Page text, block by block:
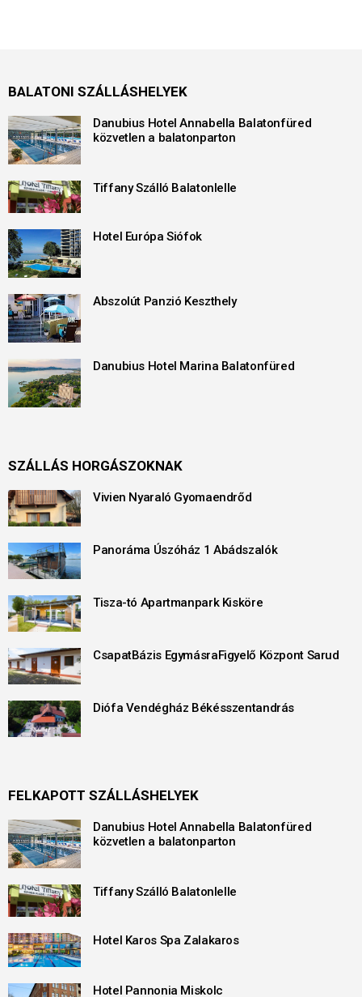
BALATONI SZÁLLÁSHELYEK
Danubius Hotel Annabella Balatonfüred
közvetlen a balatonparton
Tiffany Szálló Balatonlelle
Hotel Európa Siófok
Abszolút Panzió Keszthely
Danubius Hotel Marina Balatonfüred
SZÁLLÁS HORGÁSZOKNAK
Vivien Nyaraló Gyomaendrőd
Panoráma Úszóház 1 Abádszalók
Tisza-tó Apartmanpark Kisköre
CsapatBázis EgymásraFigyelő Központ Sarud
Diófa Vendégház Békésszentandrás
FELKAPOTT SZÁLLÁSHELYEK
Danubius Hotel Annabella Balatonfüred
közvetlen a balatonparton
Tiffany Szálló Balatonlelle
Hotel Karos Spa Zalakaros
Hotel Pannonia Miskolc